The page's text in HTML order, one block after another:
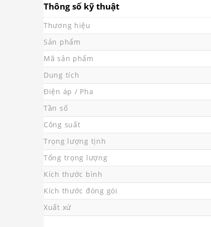
Thông số kỹ thuật
Thương hiệu
Sản phẩm
Mã sản phẩm
Dung tích
Điện áp / Pha
Tần số
Công suất
Trọng lượng tịnh
Tổng trọng lượng
Kích thước bình
Kích thước đóng gói
Xuất xứ